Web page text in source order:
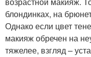
блондинках, на
Однако если цвет
макияж обречен на
тяжелее, взгляд –